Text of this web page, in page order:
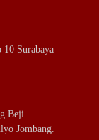
Surabaya
Beji.
Jombang.